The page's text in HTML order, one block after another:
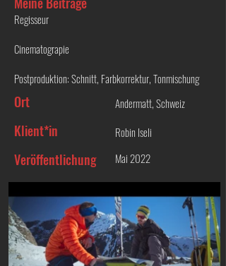
Regisseur
Cinematograpie
Postproduktion: Schnitt, Farbkorrektur, Tonmischung
Ort Andermatt, Schweiz
Klient*in Robin Iseli
Veröffentlichung Mai 2022